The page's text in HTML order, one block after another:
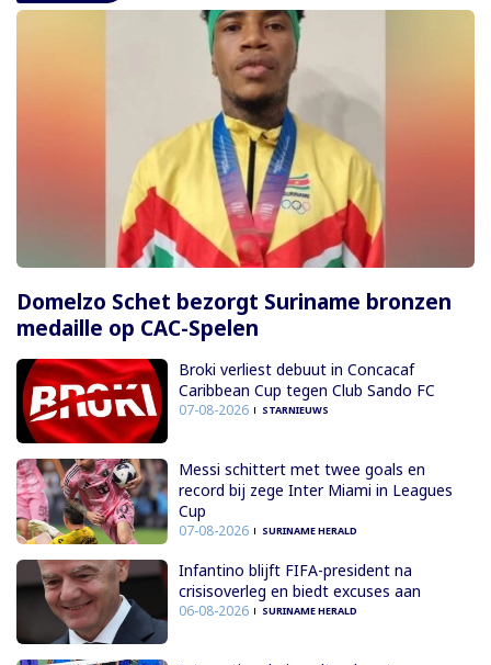
Domelzo Schet bezorgt Suriname bronzen
medaille op CAC-Spelen
Broki verliest debuut in Concacaf
Caribbean Cup tegen Club Sando FC
07-08-2026 STARNIEUWS
Messi schittert met twee goals en
record bij zege Inter Miami in Leagues
Cup
07-08-2026 SURINAME HERALD
Infantino blijft FIFA-president na
crisisoverleg en biedt excuses aan
06-08-2026 SURINAME HERALD